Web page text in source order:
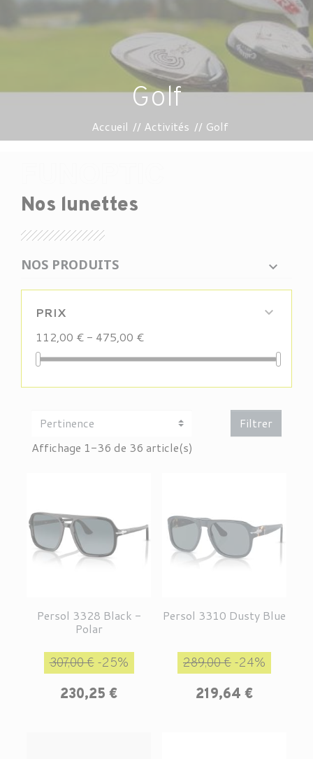
Golf
Accueil Activités Golf
Nos lunettes
NOS PRODUITS
PRIX 
112,00 € - 475,00 €
Filtrer
Affichage 1-36 de 36 article(s)
Persol 3328 Black -
Polar
Prix de base
307,00 €-25%
230,25 €
Persol 3310 Dusty Blue
Prix de base
289,00 € -24%
219,64 €